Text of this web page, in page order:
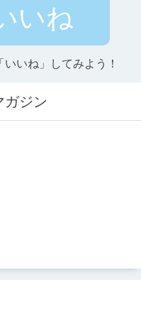
いね
いね」してみよう！
ガジン